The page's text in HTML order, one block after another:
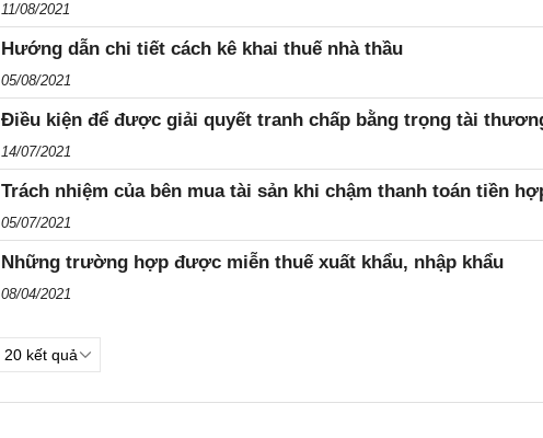
11/08/2021
Hướng dẫn chi tiết cách kê khai thuế nhà thầu
05/08/2021
Điều kiện để được giải quyết tranh chấp bằng trọng tài
14/07/2021
Trách nhiệm của bên mua tài sản khi chậm thanh toán tiền
05/07/2021
Những trường hợp được miễn thuế xuất khẩu, nhập khẩu
08/04/2021